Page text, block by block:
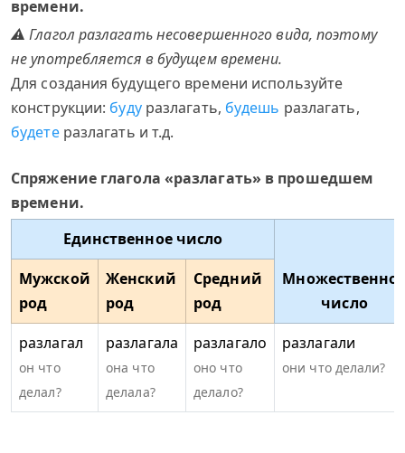
времени.
⚠ Глагол разлагать несовершенного вида, поэтому
не употребляется в будущем времени.
Для создания будущего времени используйте
конструкции: будуразлагать, будешь разлагать,
будетеразлагать и т.д.
Спряжение глагола «разлагать» в прошедшем
времени.
Единственное число
число
Мужской
род
Женский
род
Средний
род
разлагал
он что
делал?
разлагала
она что
делала?
разлагало
оно что
делало?
разлагали
они что делали?